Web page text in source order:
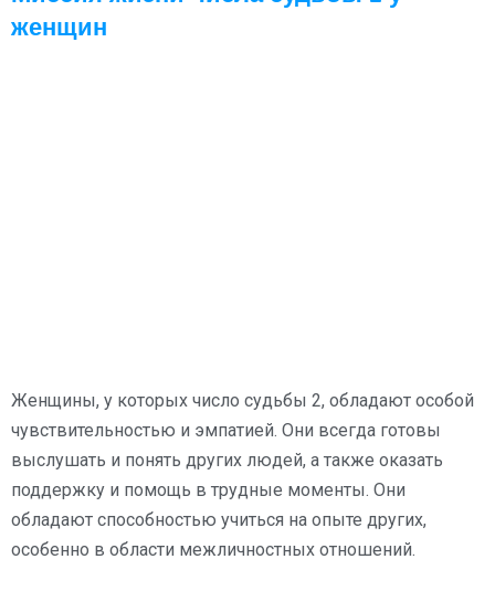
женщин
Женщины, у которых число судьбы 2, обладают особой
чувствительностью и эмпатией. Они всегда готовы
выслушать и понять других людей, а также оказать
поддержку и помощь в трудные моменты. Они
обладают способностью учиться на опыте других,
особенно в области межличностных отношений.